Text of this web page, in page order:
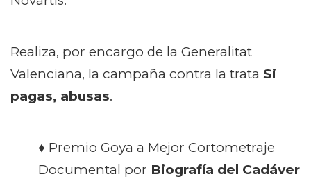
Realiza, por encargo de la Generalitat
Valenciana, la campaña contra la trata Si
pagas, abusas.
♦ Premio Goya a Mejor Cortometraje
Documental por Biografía del Cadáver